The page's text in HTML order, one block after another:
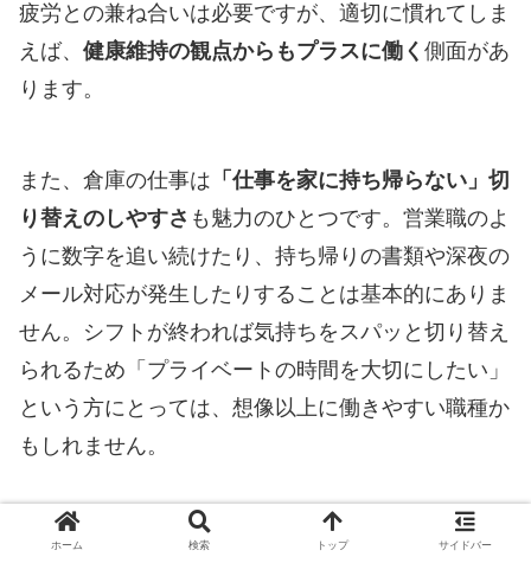
疲労との兼ね合いは必要ですが、適切に慣れてしま
えば、 健康維持の観点からもプラスに働く 側面があ
ります。
また、倉庫の仕事は 「仕事を家に持ち帰らない」切
り替えのしやすさ も魅力のひとつです。営業職のよ
うに数字を追い続けたり、持ち帰りの書類や深夜の
メール対応が発生したりすることは基本的にありま
せん。シフトが終われば気持ちをスパッと切り替え
られるため「プライベートの時間を大切にしたい」
という方にとっては、想像以上に働きやすい職種か
もしれません。
「きつさ」と「メリット」を天秤にかけたとき、ど
ホーム 検索 トップ サイドバー